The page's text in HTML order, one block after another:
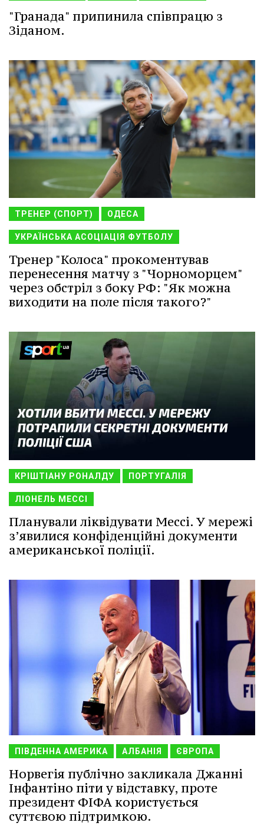
"Гранада" припинила співпрацю з
Зіданом.
ТРЕНЕР (СПОРТ) ОДЕСА
УКРАЇНСЬКА АСОЦІАЦІЯ ФУТБОЛУ
Тренер "Колоса" прокоментував
перенесення матчу з "Чорноморцем"
через обстріл з боку РФ: "Як можна
виходити на поле після такого?"
КРІШТІАНУ РОНАЛДУ ПОРТУГАЛІЯ
ЛІОНЕЛЬ МЕССІ
Планували ліквідувати Мессі. У мережі
з’явилися конфіденційні документи
американської поліції.
ПІВДЕННА АМЕРИКА АЛБАНІЯ ЄВРОПА
Норвегія публічно закликала Джанні
Інфантіно піти у відставку, проте
президент ФІФА користується
суттєвою підтримкою.